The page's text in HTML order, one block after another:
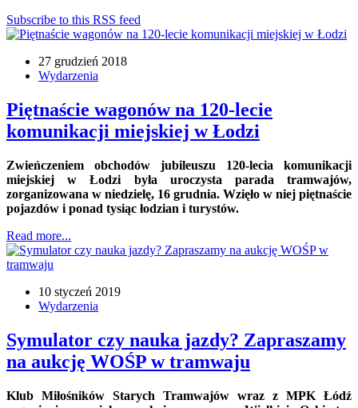
Subscribe to this RSS feed
27 grudzień 2018
Wydarzenia
Piętnaście wagonów na 120-lecie
komunikacji miejskiej w Łodzi
Zwieńczeniem obchodów jubileuszu 120-lecia komunikacji
miejskiej w Łodzi była uroczysta parada tramwajów,
zorganizowana w niedzielę, 16 grudnia. Wzięło w niej piętnaście
pojazdów i ponad tysiąc łodzian i turystów.
Read more...
10 styczeń 2019
Wydarzenia
Symulator czy nauka jazdy? Zapraszamy
na aukcję WOŚP w tramwaju
Klub Miłośników Starych Tramwajów wraz z MPK Łódź